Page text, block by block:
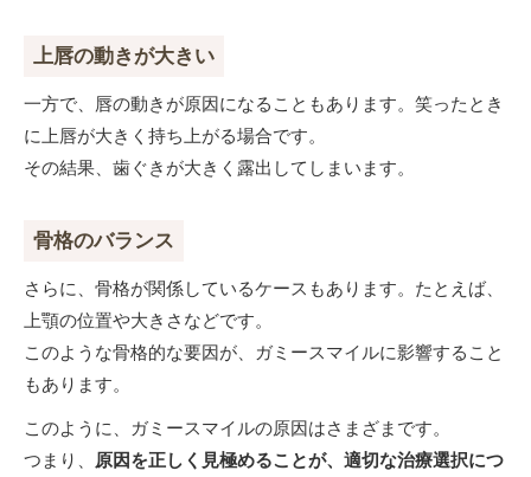
上唇の動きが大きい
一方で、唇の動きが原因になることもあります。笑ったとき
に上唇が大きく持ち上がる場合です。
その結果、歯ぐきが大きく露出してしまいます。
骨格のバランス
さらに、骨格が関係しているケースもあります。たとえば、
上顎の位置や大きさなどです。
このような骨格的な要因が、ガミースマイルに影響すること
もあります。
このように、ガミースマイルの原因はさまざまです。
つまり、
原因を正しく見極めることが、適切な治療選択につ